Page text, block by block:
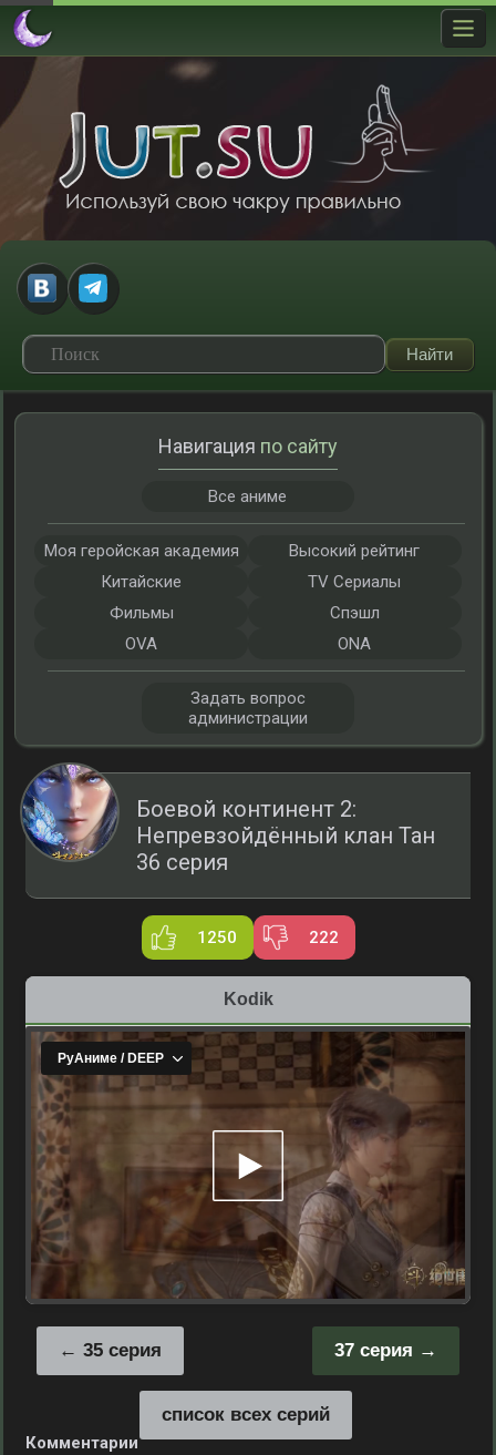
Боевой континент 2:
Непревзойдённый клан Тан
36 серия
1250 222
Kodik
37 серия
35 серия
список всех серий
Комментарии
Навигация по сайту
Все аниме
Моя геройская академия
Высокий рейтинг
Китайские
TV Сериалы
Фильмы
Спэшл
OVA
ONA
Задать вопрос
администрации